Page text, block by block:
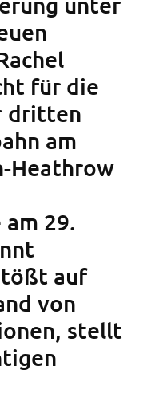
für die
dritten
am
Heathrow
29.
auf
von
stellt